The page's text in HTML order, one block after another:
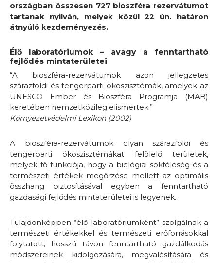
országban összesen 727 bioszféra rezervátumot
tartanak nyilván, melyek közül 22 ún. határon
átnyúló kezdeményezés.
Élő laboratóriumok – avagy a fenntartható
fejlődés mintaterületei
“A bioszféra-rezervátumok azon jellegzetes
szárazföldi és tengerparti ökoszisztémák, amelyek az
UNESCO Ember és Bioszféra Programja (MAB)
keretében nemzetközileg elismertek.”
Környezetvédelmi Lexikon (2002)
A bioszféra-rezervátumok olyan szárazföldi és
tengerparti ökoszisztémákat felölelő területek,
melyek fő funkciója, hogy a biológiai sokféleség és a
természeti értékek megőrzése mellett az optimális
összhang biztosításával egyben a fenntartható
gazdasági fejlődés mintaterületei is legyenek.
Tulajdonképpen “élő laboratóriumként” szolgálnak a
természeti értékekkel és természeti erőforrásokkal
folytatott, hosszú távon fenntartható gazdálkodás
módszereinek kidolgozására, megvalósítására és